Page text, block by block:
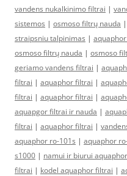
vandens nukalkinimo filtrai |
sistemos | osmoso filtrų nauda |
straipsniu talpinimas |
osmoso filtrų nauda | osmoso
geriamo vandens filtrai |
filtrai | aquaphor filtrai |
filtrai | aquaphor filtrai |
aquapgor filtrai ir nauda |
filtrai | aquaphor filtrai |
aquaphor ro-101s | aquaphor
s1000 | namui ir biurui
filtrai | kodel aquaphor filtrai |